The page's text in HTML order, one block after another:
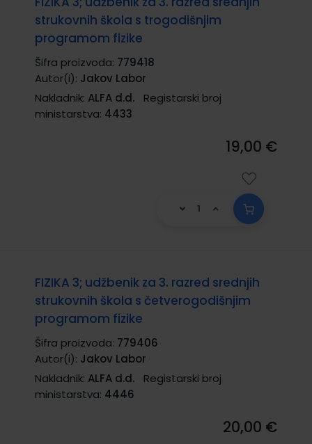
strukovnih škola s trogodišnjim
programom fizike
Šifra proizvoda: 779418
Autor(i): Jakov Labor
Nakladnik: ALFA d.d.
Registarski broj
ministarstva: 4433
19,00 €
FIZIKA 3; udžbenik za 3. razred srednjih
strukovnih škola s četverogodišnjim
programom fizike
Šifra proizvoda: 779406
Autor(i): Jakov Labor
Nakladnik: ALFA d.d.
Registarski broj
ministarstva: 4446
20,00 €